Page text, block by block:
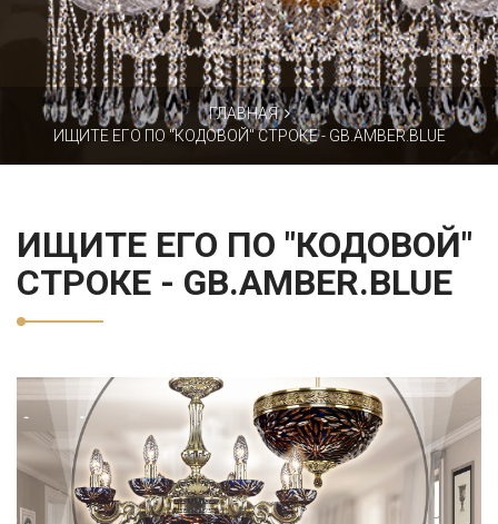
ГЛАВНАЯ
ИЩИТЕ ЕГО ПО "КОДОВОЙ" СТРОКЕ - GB.AMBER.BLUE
ИЩИТЕ ЕГО ПО "КОДОВОЙ"
СТРОКЕ - GB.AMBER.BLUE